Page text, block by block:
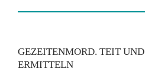
GEZEITENMORD. TEIT
ERMITTELN